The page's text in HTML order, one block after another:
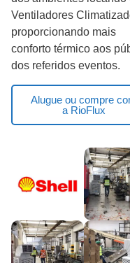
Ventiladores
proporcionando mais
conforto térmico aos
dos referidos eventos.
Alugue ou compre
a RioFlux